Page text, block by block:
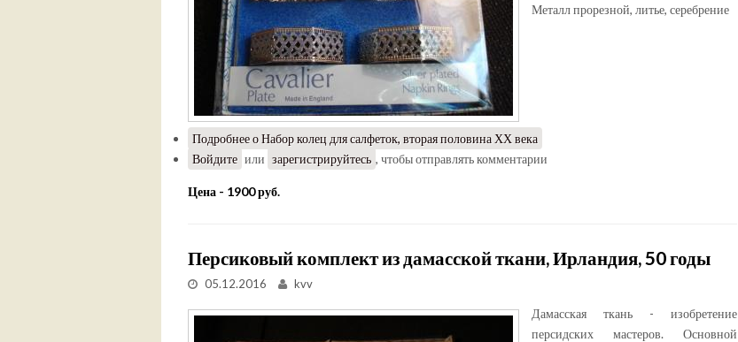
Металл прорезной, литье, серебрение
Подробнеео Набор колец для салфеток, вторая половина ХХ века
Войдите или зарегистрируйтесь , чтобы отправлять комментарии
Цена - 1900 руб.
Персиковый комплект из дамасской ткани, Ирландия, 50 годы
05.12.2016 kvv
Дамасская ткань - изобретение
персидских мастеров. Основной